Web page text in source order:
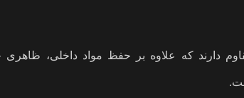
دارند که علاوه بر حفظ مواد داخلی،